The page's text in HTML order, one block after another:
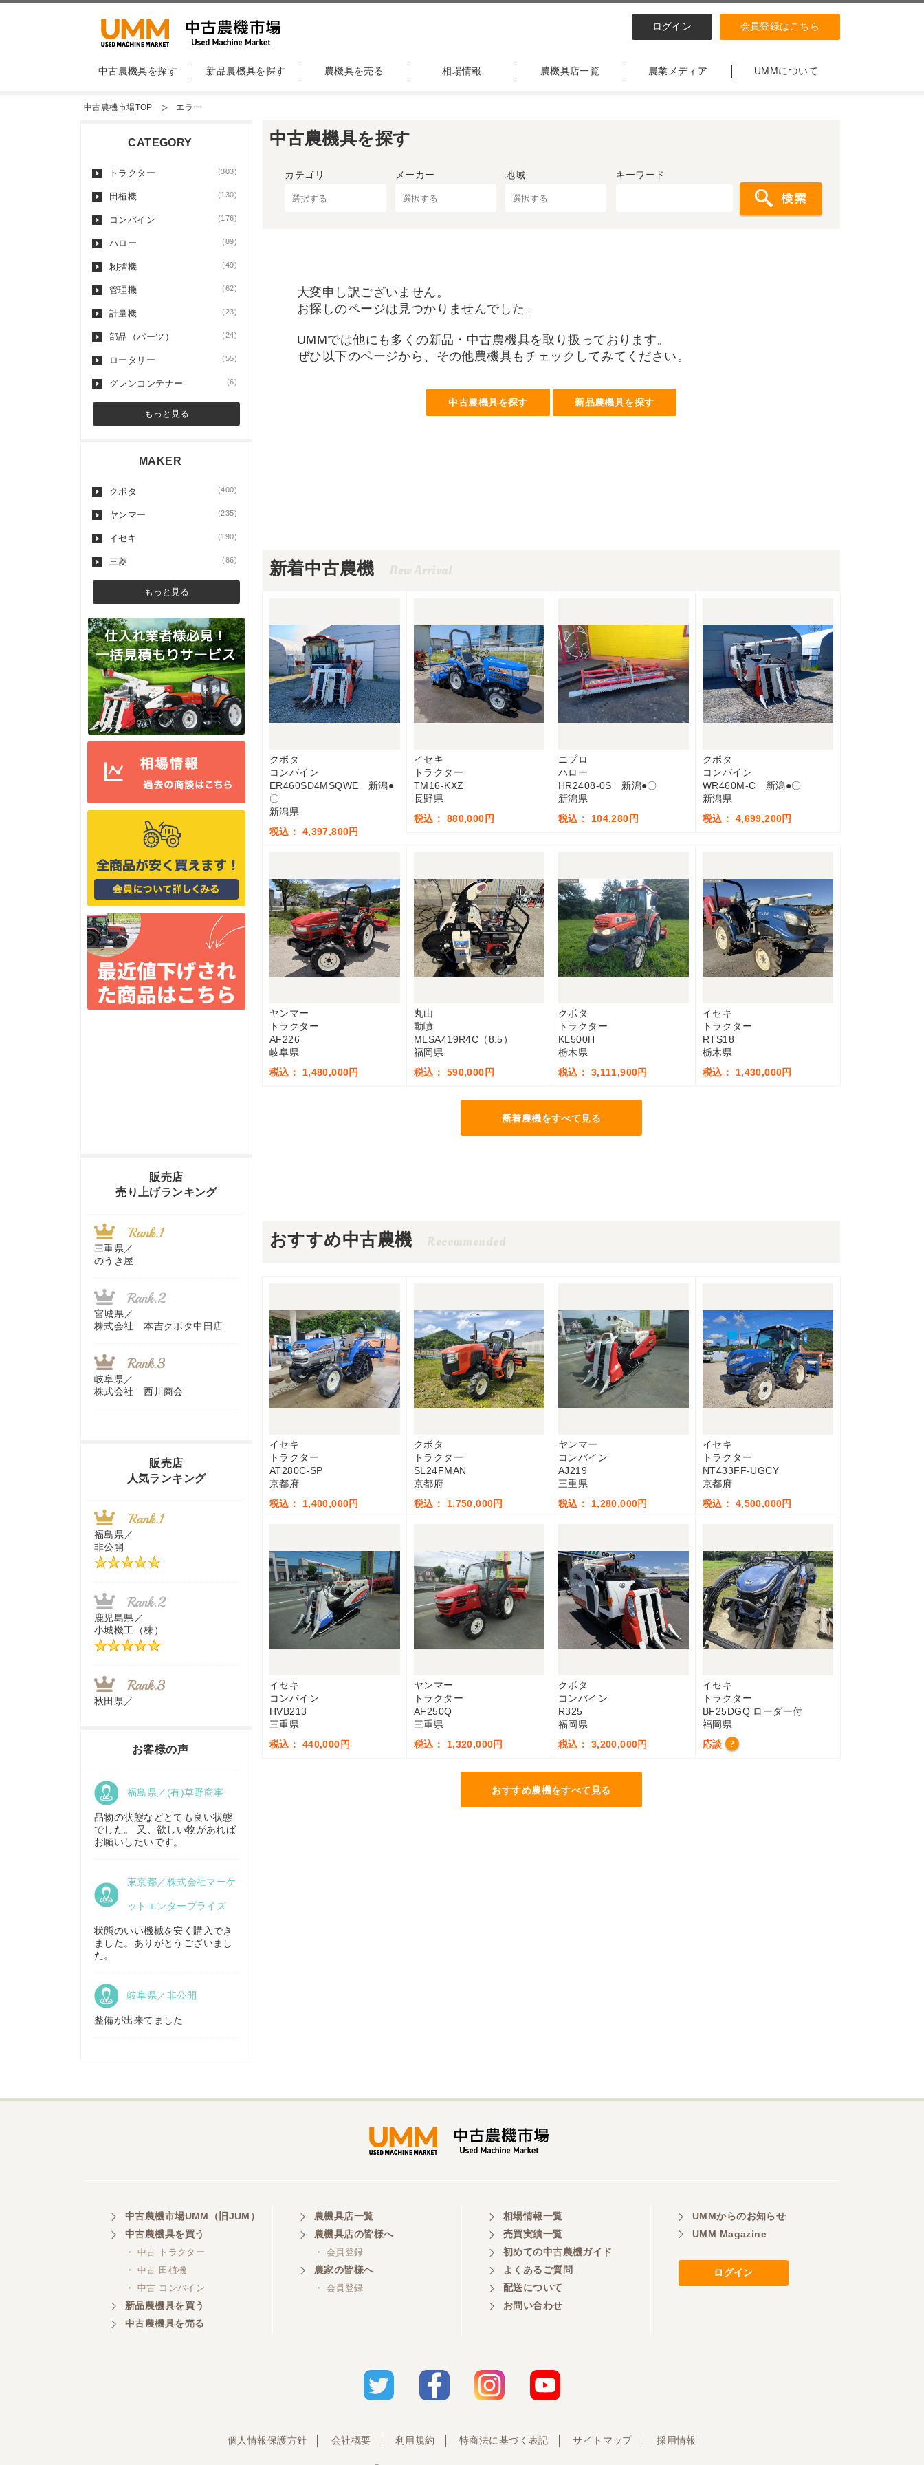
ログイン 会員登録はこちら
中古農機具を探す 新品農機具を探す 農機具を売る 相場情報 農機具店一覧 農業メディア UMMについて
中古農機市場TOP エラー
中古農機具を探す
カテゴリ メーカー 地域 キーワード
大変申し訳ございません。
お探しのページは見つかりませんでした。
UMMでは他にも多くの新品・中古農機具を取り扱っております。
ぜひ以下のページから、その他農機具もチェックしてみてください。
中古農機具を探す 新品農機具を探す
新着中古農機 New Arrival
クボタ
コンバイン
ER460SD4MSQWE 新潟●
〇
新潟県
税込： 4,397,800円
イセキ
トラクター
TM16-KXZ
長野県
税込： 880,000円
ニプロ
ハロー
HR2408-0S 新潟●〇
新潟県
税込： 104,280円
クボタ
コンバイン
WR460M-C 新潟●〇
新潟県
税込： 4,699,200円
ヤンマー
トラクター
AF226
岐阜県
税込： 1,480,000円
丸山
動噴
MLSA419R4C（8.5）
福岡県
税込： 590,000円
クボタ
トラクター
KL500H
栃木県
税込： 3,111,900円
イセキ
トラクター
RTS18
栃木県
税込： 1,430,000円
新着農機をすべて見る
おすすめ中古農機 Recommended
イセキ
トラクター
AT280C-SP
京都府
税込： 1,400,000円
クボタ
トラクター
SL24FMAN
京都府
税込： 1,750,000円
ヤンマー
コンバイン
AJ219
三重県
税込： 1,280,000円
イセキ
トラクター
NT433FF-UGCY
京都府
税込： 4,500,000円
イセキ
コンバイン
HVB213
三重県
税込： 440,000円
ヤンマー
トラクター
AF250Q
三重県
税込： 1,320,000円
クボタ
コンバイン
R325
福岡県
税込： 3,200,000円
イセキ
トラクター
BF25DGQ ローダー付
福岡県
応談
?
おすすめ農機をすべて見る
CATEGORY
トラクター (303)
田植機 (130)
コンバイン (176)
ハロー (89)
籾摺機 (49)
管理機 (62)
計量機 (23)
部品（パーツ） (24)
ロータリー (55)
グレンコンテナー (6)
もっと見る
MAKER
クボタ (400)
ヤンマー (235)
イセキ (190)
三菱 (86)
もっと見る
販売店
売り上げランキング
三重県／
のうき屋
宮城県／
株式会社 本吉クボタ中田店
岐阜県／
株式会社 西川商会
農機リンクス
山梨県／
株式会社 ヨダ兄弟商会
近江商事合同会社：「茨城中古
農建機販売」
ガワ農機商会）
東京都／
株式会社マーケットエンタープ
ライズ
秋田県／
TMKトレーディング株式会社
販売店
人気ランキング
福島県／
非公開
鹿児島県／
小城機工（株）
秋田県／
香川県／
農機リンクス
株式会社キリノ
福島県／
株式会社トミタモータース
株式会社 ケイ・エス・エンタ
ープライズ
お客様の声
福島県／(有)草野商事
品物の状態などとても良い状態
でした。 又、欲しい物があれば
お願いしたいです。
東京都／株式会社マーケ
ットエンタープライズ
状態のいい機械を安く購入でき
ました。ありがとうございまし
た。
岐阜県／非公開
整備が出来てました
中古農機市場UMM（旧JUM）
中古農機具を買う
・ 中古 トラクター
・ 中古 田植機
・ 中古 コンバイン
新品農機具を買う
中古農機具を売る
農機具店一覧
農機具店の皆様へ
・ 会員登録
農家の皆様へ
・ 会員登録
相場情報一覧
売買実績一覧
初めての中古農機ガイド
よくあるご質問
配送について
お問い合わせ
UMMからのお知らせ
UMM Magazine
ログイン
個人情報保護方針 会社概要 利用規約 特商法に基づく表記 サイトマップ 採用情報